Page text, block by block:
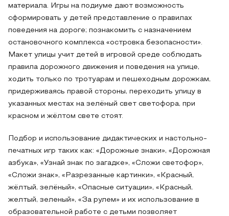
материала. Игры на подиуме дают возможность
сформировать у детей представление о правилах
поведения на дороге; познакомить с назначением
остановочного комплекса «островка безопасности».
Макет улицы учит детей в игровой среде соблюдать
правила дорожного движения и поведения на улице,
ходить только по тротуарам и пешеходным дорожкам,
придерживаясь правой стороны, переходить улицу в
указанных местах на зелёный свет светофора, при
красном и жёлтом свете стоят.
Подбор и использование дидактических и настольно-
печатных игр таких как: «Дорожные знаки», «Дорожная
азбука», «Узнай знак по загадке», «Сложи светофор»,
«Сложи знак», «Разрезанные картинки», «Красный,
жёлтый, зелёный», «Опасные ситуации», «Красный,
желтый, зеленый», «За рулем» и их использование в
образовательной работе с детьми позволяет